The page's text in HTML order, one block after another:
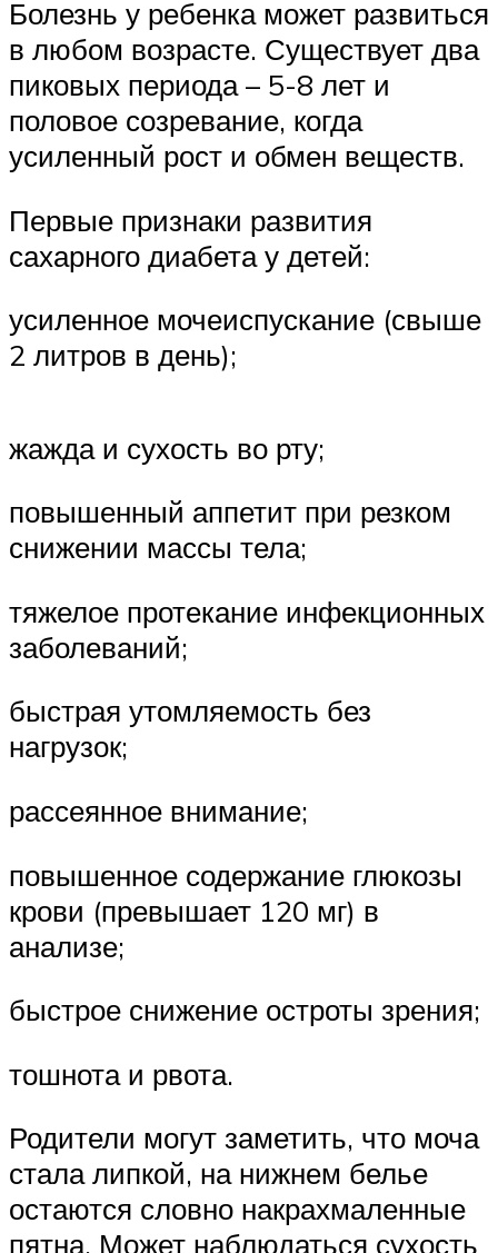
Болезнь у ребенка может развиться
в любом возрасте. Существует два
пиковых периода – 5-8 лет и
половое созревание, когда
усиленный рост и обмен веществ.
Первые признаки развития
сахарного диабета у детей:
усиленное мочеиспускание (свыше
2 литров в день);
жажда и сухость во рту;
повышенный аппетит при резком
снижении массы тела;
тяжелое протекание инфекционных
заболеваний;
быстрая утомляемость без
нагрузок;
рассеянное внимание;
повышенное содержание глюкозы
крови (превышает 120 мг) в
анализе;
быстрое снижение остроты зрения;
тошнота и рвота.
Родители могут заметить, что моча
стала липкой, на нижнем белье
остаются словно накрахмаленные
пятна. Может наблюдаться сухость